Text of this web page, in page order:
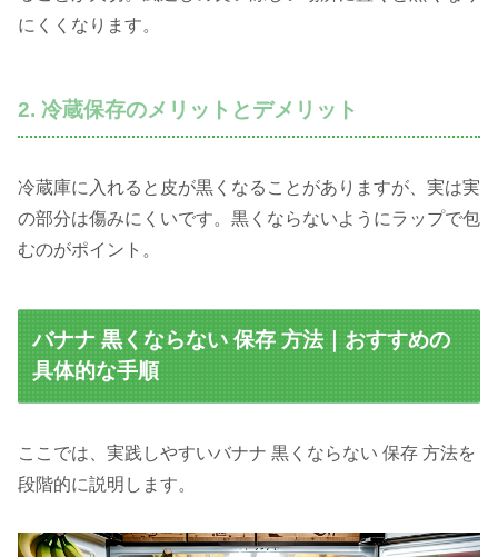
にくくなります。
2. 冷蔵保存のメリットとデメリット
冷蔵庫に入れると皮が黒くなることがありますが、実は実
の部分は傷みにくいです。黒くならないようにラップで包
むのがポイント。
バナナ 黒くならない 保存 方法｜おすすめの
具体的な手順
ここでは、実践しやすいバナナ 黒くならない 保存 方法を
段階的に説明します。